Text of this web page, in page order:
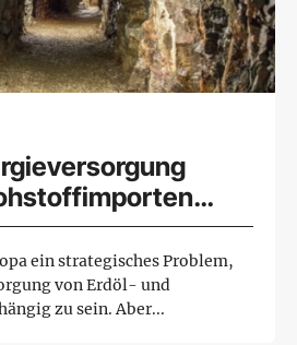
ein strategisches Problem,
von Erdöl- und
zu sein. Aber...